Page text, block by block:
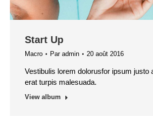
Start Up
Macro Par admin 20 août 2016
Vestibulis lorem dolorusfor ipsum justo
erat turpis malesuada.
View album